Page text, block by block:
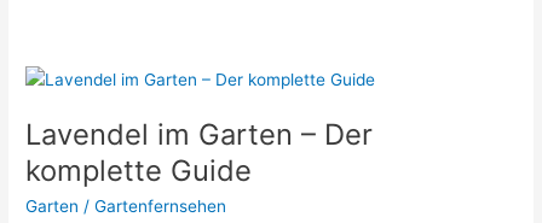
Lavendel im Garten – Der
komplette Guide
Garten /Gartenfernsehen